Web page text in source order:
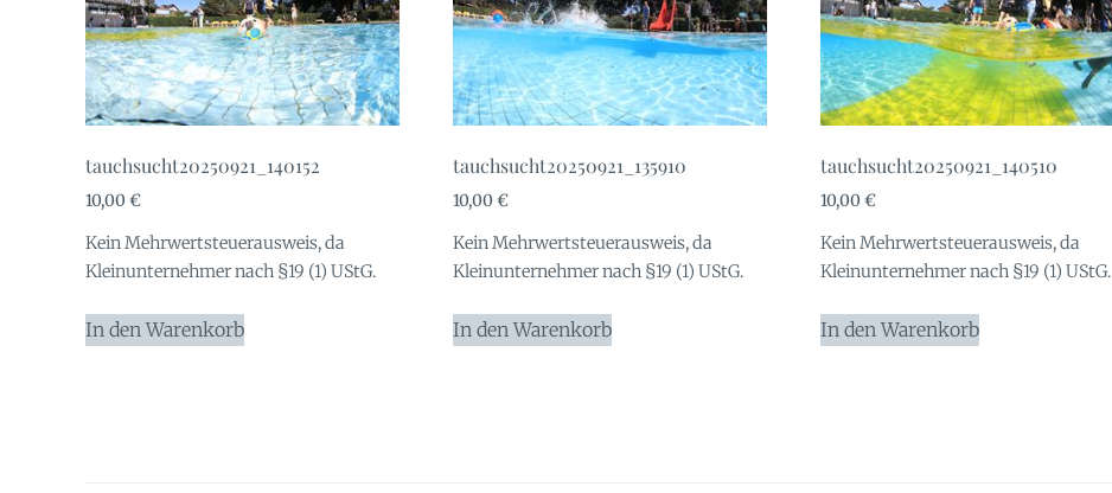
tauchsucht20250921_140152
10,00 €
Kein Mehrwertsteuerausweis, da
Kleinunternehmer nach §19 (1) UStG.
In den Warenkorb
tauchsucht20250921_135910
10,00€
Kein Mehrwertsteuerausweis, da
Kleinunternehmer nach §19 (1) UStG.
In den Warenkorb
tauchsucht20250921_140510
10,00€
Kein Mehrwertsteuerausweis, da
Kleinunternehmer nach §19 (1) UStG.
In den Warenkorb